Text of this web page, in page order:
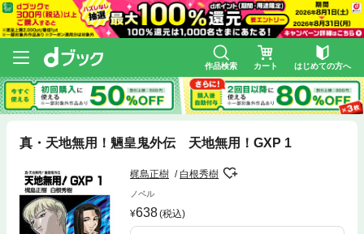
作品検索 カート はじめての方へ
真・天地無用！魎皇鬼外伝 天地無用！GXP 1
梶島正樹 白根秀樹
ノベル
638(税込)